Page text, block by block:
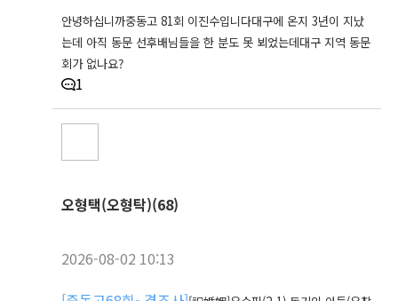
안녕하십니까중동고 81회 이진수입니다대구에 온지 3년이 지났
는데 아직 동문 선후배님들을 한 분도 못 뵈었는데대구 지역 동문
회가 없나요?
1
오형택(오형탁)(68)
2026-08-02 10:13